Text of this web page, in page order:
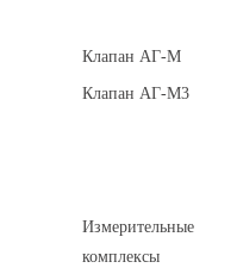
Клапан АГ-М
Клапан АГ-М3
Измерительные
комплексы